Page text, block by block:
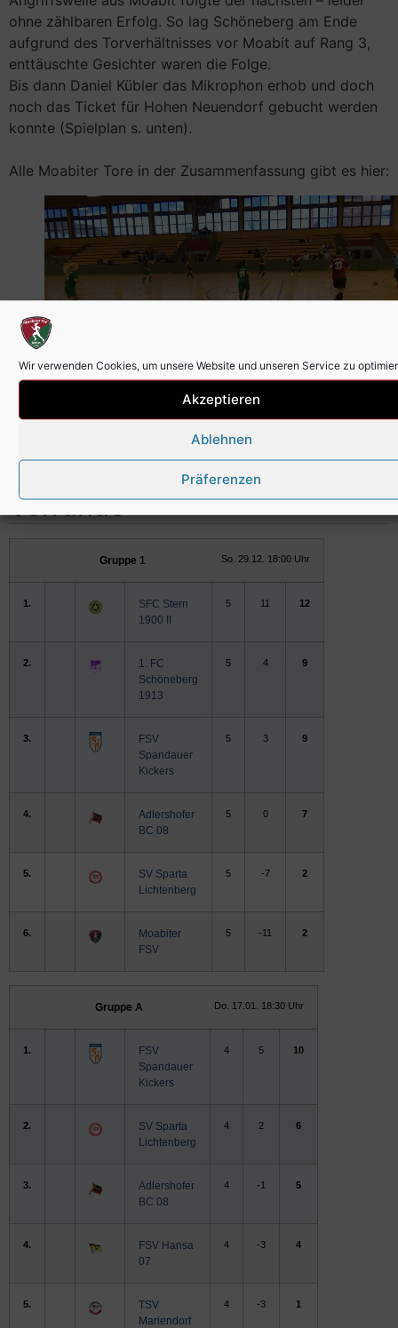
Wir verwenden Cookies, um unsere Website und unseren Service zu
Akzeptieren
Ablehnen
Präferenzen
ohne zählbaren Erfolg. So lag Schöneberg am Ende
aufgrund des Torverhältnisses vor Moabit auf Rang 3,
enttäuschte Gesichter waren die Folge.
Bis dann Daniel Kübler das Mikrophon erhob und doch
noch das Ticket für Hohen Neuendorf gebucht werden
konnte (Spielplan s. unten).
Alle Moabiter Tore in der Zusammenfassung gibt es hier:
Hauptrunde
Vorrunde
Gruppe 1 So. 29.12. 18:00 Uhr
1.
SFC Stern
1900 II
5 11 12
2.
1. FC
Schöneberg
1913
5 4 9
3.
FSV
Spandauer
Kickers
5 3 9
4.
Adlershofer
BC 08
5 0 7
5.
SV Sparta
Lichtenberg
5 -7 2
6.
Moabiter
FSV
5 -11 2
Gruppe A Do. 17.01. 18:30 Uhr
1.
FSV
Spandauer
Kickers
4 5 10
2.
SV Sparta
Lichtenberg
4 2 6
3.
Adlershofer
BC 08
4 -1 5
4.
FSV Hansa
07
4 -3 4
5.
TSV
Mariendorf
4 -3 1